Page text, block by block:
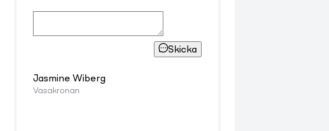
Skicka
Jasmine Wiberg
Vasakronan